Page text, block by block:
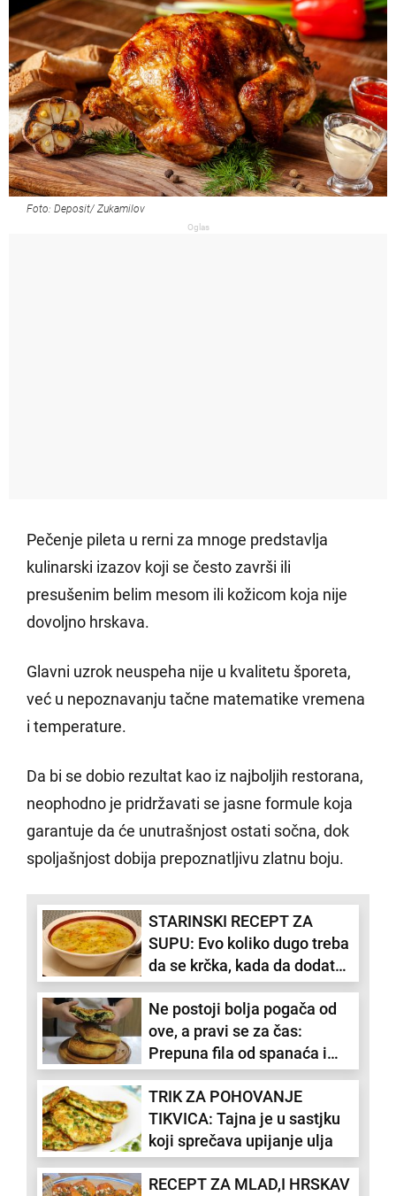
Foto: Deposit/ Zukamilov
Oglas
Pečenje pileta u rerni za mnoge predstavlja
kulinarski izazov koji se često završi ili
presušenim belim mesom ili kožicom koja nije
dovoljno hrskava.
Glavni uzrok neuspeha nije u kvalitetu šporeta,
već u nepoznavanju tačne matematike vremena
i temperature.
Da bi se dobio rezultat kao iz najboljih restorana,
neophodno je pridržavati se jasne formule koja
garantuje da će unutrašnjost ostati sočna, dok
spoljašnjost dobija prepoznatljivu zlatnu boju.
STARINSKI RECEPT ZA
SUPU: Evo koliko dugo treba
da se krčka, kada da dodate
povrće i šta treba da radite
sa ljuskom od jajeta
Ne postoji bolja pogača od
ove, a pravi se za čas:
Prepuna fila od spanaća i
sira, ukusnija od svake pite
(RECEPT)
TRIK ZA POHOVANJE
TIKVICA: Tajna je u sastjku
koji sprečava upijanje ulja
RECEPT ZA MLAD,I HRSKAV